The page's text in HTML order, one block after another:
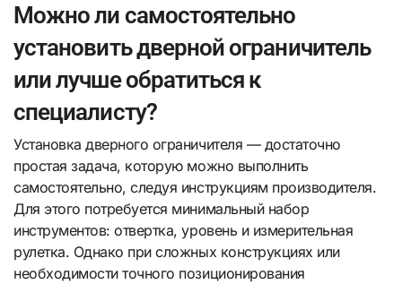
Можно ли самостоятельно
установить дверной ограничитель
или лучше обратиться к
специалисту?
Установка дверного ограничителя — достаточно
простая задача, которую можно выполнить
самостоятельно, следуя инструкциям производителя.
Для этого потребуется минимальный набор
инструментов: отвертка, уровень и измерительная
рулетка. Однако при сложных конструкциях или
необходимости точного позиционирования